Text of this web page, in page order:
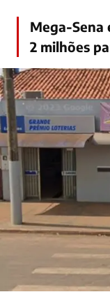
Mega-Sena
2 milhões